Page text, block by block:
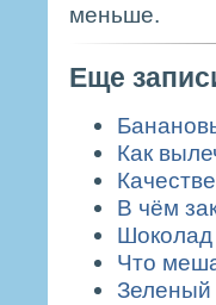
меньше.
Еще
Как
В чём
Шоколад
Что
Зеленый